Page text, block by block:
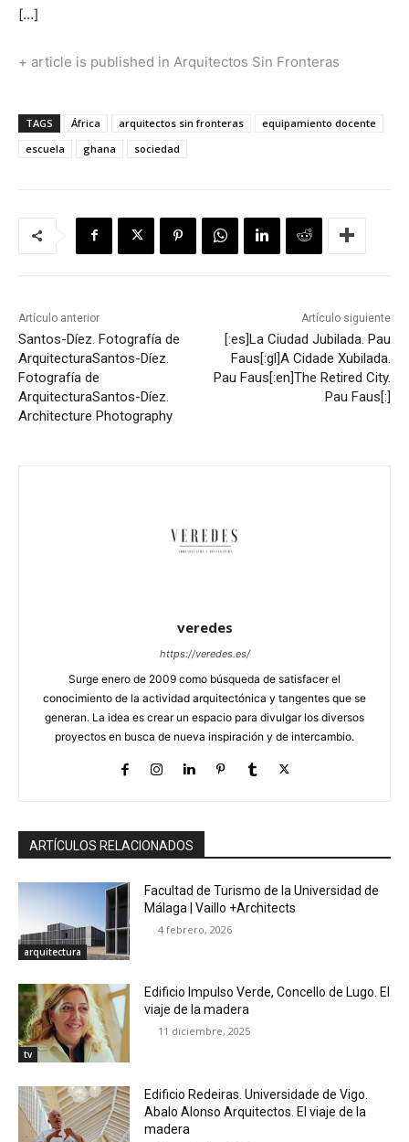
[…]
+ article is published in Arquitectos Sin Fronteras
TAGS África arquitectos sin fronteras
equipamiento docente
escuela
ghana sociedad
Artículo anterior
Santos-Díez. Fotografía de
ArquitecturaSantos-Díez.
Fotografía de
ArquitecturaSantos-Díez.
Architecture Photography
Artículo siguiente
[:es]La Ciudad Jubilada. Pau
Faus[:gl]A Cidade Xubilada.
Pau Faus[:en]The Retired City.
Pau Faus[:]
veredes
https://veredes.es/
Surge enero de 2009 como búsqueda de satisfacer el
conocimiento de la actividad arquitectónica y tangentes que se
generan. La idea es crear un espacio para divulgar los diversos
proyectos en busca de nueva inspiración y de intercambio.
ARTÍCULOS RELACIONADOS
arquitectura
Facultad de Turismo de la Universidad de
Málaga | Vaillo +Architects
4 febrero, 2026
tv
Edificio Impulso Verde, Concello de Lugo. El
viaje de la madera
11 diciembre, 2025
Edificio Redeiras. Universidade de Vigo.
Abalo Alonso Arquitectos. El viaje de la
madera